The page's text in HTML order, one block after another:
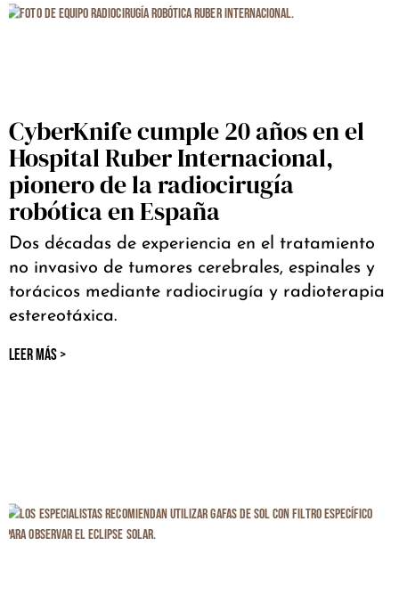
CyberKnife cumple 20 años en el
Hospital Ruber Internacional,
pionero de la radiocirugía
robótica en España
Dos décadas de experiencia en el tratamiento
no invasivo de tumores cerebrales, espinales y
torácicos mediante radiocirugía y radioterapia
estereotáxica.
LEER MÁS >